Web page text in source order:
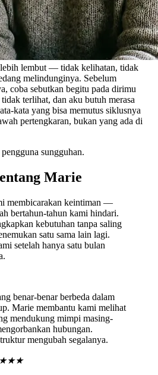
lebih lembut — tidak kelihatan, tidak
melindunginya. Sebelum
coba sebutkan begitu pada dirimu
terlihat, dan aku butuh merasa
kata yang bisa memutus siklusnya
pertengkaran, bukan yang ada di
sungguhan.
Marie
membicarakan keintiman —
bertahun-tahun kami hindari.
kebutuhan tanpa saling
satu sama lain lagi.
setelah hanya satu bulan
benar-benar berbeda dalam
Marie membantu kami melihat
mendukung mimpi masing-
hubungan.
mengubah segalanya.